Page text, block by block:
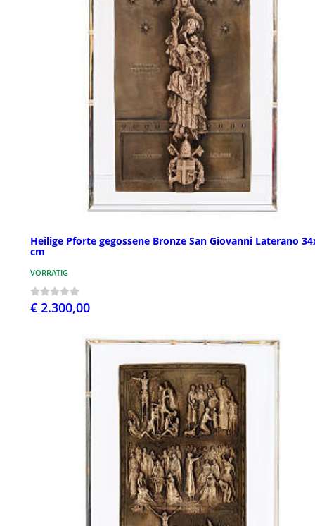
Heilige Pforte gegossene Bronze San Giovanni Laterano
cm
VORRÄTIG
€ 2.300,00